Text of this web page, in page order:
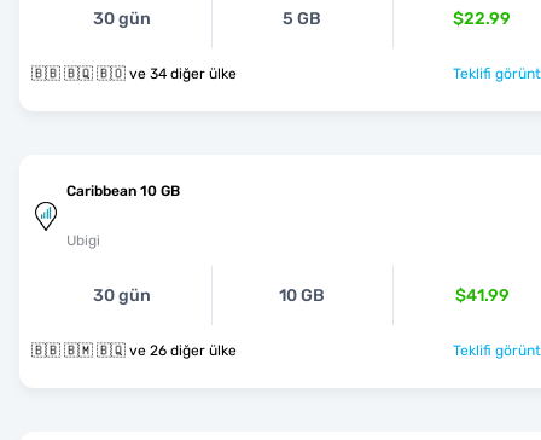
30 gün 5 GB $22.99
🇧🇧 🇧🇶 🇧🇴 ve 34 diğer ülke Teklifi
Caribbean 10 GB
Ubigi
30 gün 10 GB $41.99
🇧🇧 🇧🇲 🇧🇶 ve 26 diğer ülke Teklifi